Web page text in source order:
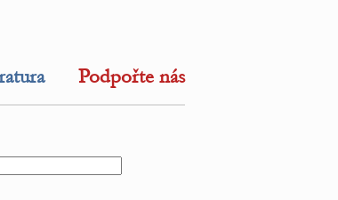
Podpořte nás